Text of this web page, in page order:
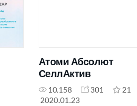
Атоми Абсолют
СеллАктив
10,158 301
21
2020.01.23